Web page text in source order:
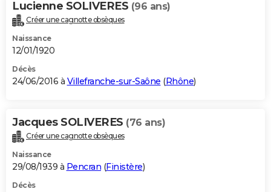
Lucienne SOLIVERES (96 ans)
Créer une cagnotte obsèques
Naissance
12/01/1920
Décès
24/06/2016 à Villefranche-sur-Saône (Rhône)
Jacques SOLIVERES (76 ans)
Créer une cagnotte obsèques
Naissance
29/08/1939 à Pencran (Finistère)
Décès